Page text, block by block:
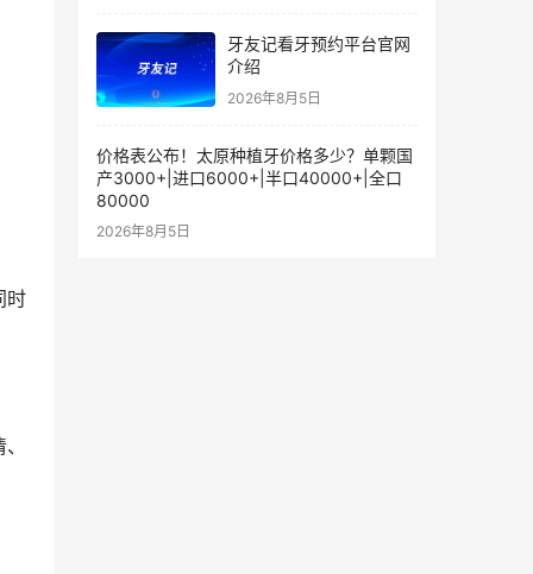
时
牙友记看牙预约平台官网
介绍
2026年8月5日
价格表公布！太原种植牙价格多少？单颗国
产3000+|进口6000+|半口40000+|全口
80000
2026年8月5日